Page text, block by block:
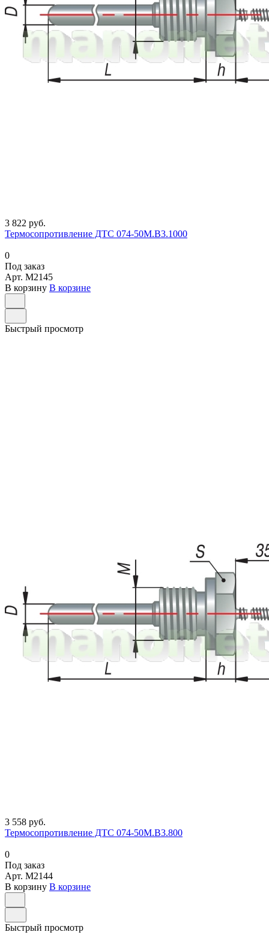
3 822 руб.
Термосопротивление ДТС 074-50М.В3.1000
0
Под заказ
Арт. M2145
В корзину В корзине
Быстрый просмотр
3 558 руб.
Термосопротивление ДТС 074-50М.В3.800
0
Под заказ
Арт. M2144
В корзину В корзине
Быстрый просмотр